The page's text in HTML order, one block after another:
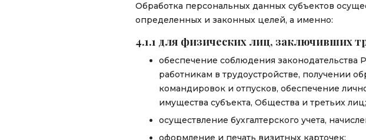
Обработка персональных данных субъектов
определенных и законных целей, а именно:
4.1.1 для физических лиц, заключивших
обеспечение соблюдения
работникам в трудоустройстве, получении
командировок и отпусков, обеспечение
имущества субъекта, Общества и третьих лиц;
осуществление бухгалтерского учета,
оформление и печать визитных карточек;